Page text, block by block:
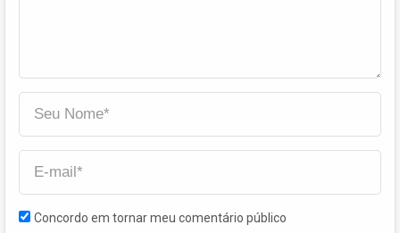
Concordo em tornar meu comentário público